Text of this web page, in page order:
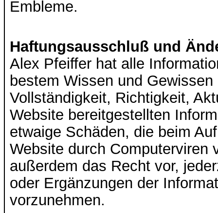
Embleme.
Haftungsausschluß und
Alex Pfeiffer hat alle
bestem Wissen und
Vollständigkeit, Richtigkeit,
Website bereitgestellten
etwaige Schäden, die beim
Website durch Computerviren
außerdem das Recht vor,
oder Ergänzungen der
vorzunehmen.